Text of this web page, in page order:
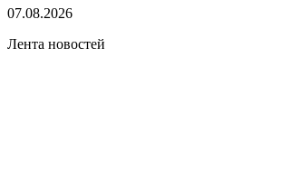
07.08.2026
Лента новостей